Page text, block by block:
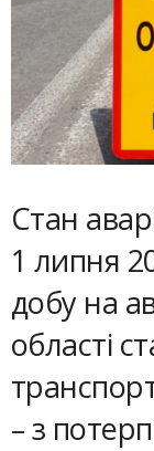
Стан
1 липня
добу на
області
– з